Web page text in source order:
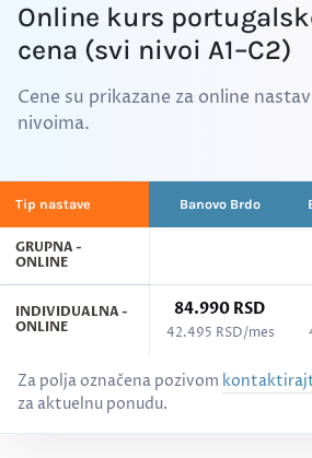
Online kurs
cena (svi nivoi A1–C2)
Cene su prikazane za online
nivoima.
Tip nastave Banovo Brdo
GRUPNA -
ONLINE
INDIVIDUALNA -
ONLINE
84.990 RSD
42.495 RSD/mes
Za polja označena pozivom
za aktuelnu ponudu.